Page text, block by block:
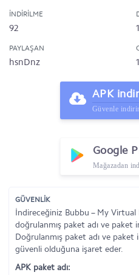
İNDIRILME
92
PAYLAŞAN
hsnDnz
APK indir
Güvenle
Google
Mağazadan
GÜVENLİK
İndireceğiniz Bubbu – My Virtual
doğrulanmış paket adı ve paket
Doğrulanmış paket adı ve paket
güvenli olduğuna işaret eder.
APK paket adı: